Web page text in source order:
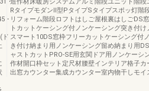
・
ド
RタイプモダンⅡ型PタイプSタイプスポッ灯階
リフォーム階段ロフトはしご屋根裏はしごDS
トカットケーシング付ノンケーシング突き付
スマート10DS窓枠フリーカットケーシング付
き付け納まり用ノンケーシング留め納まり用
ャストカットPRO-SE用玄関ドア用ノンケーシ
作材開口枠セット定尺材腰壁インテリア格子カ
出窓カウンター集成カウンター室内物干しモイ